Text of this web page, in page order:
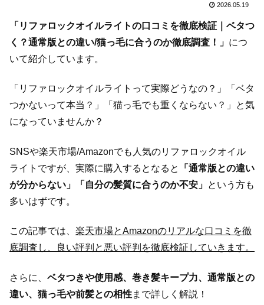
2026.05.19
「リファロックオイルライトの口コミを徹底検証｜ベタつ
く？通常版との違い/猫っ毛に合うのか徹底調査！」 につ
いて紹介しています。
「リファロックオイルライトって実際どうなの？」「ベタ
つかないって本当？」「猫っ毛でも重くならない？」と気
になっていませんか？
SNSや楽天市場/Amazonでも人気のリファロックオイル
ライトですが、実際に購入するとなると
「通常版との違い
が分からない」「自分の髪質に合うのか不安」 という方も
多いはずです。
この記事では、 楽天市場とAmazonのリアルな口コミを徹
底調査し、良い評判と悪い評判を徹底検証していきます。
さらに、 ベタつきや使用感、巻き髪キープ力、通常版との
違い、猫っ毛や前髪との相性まで詳しく解説！